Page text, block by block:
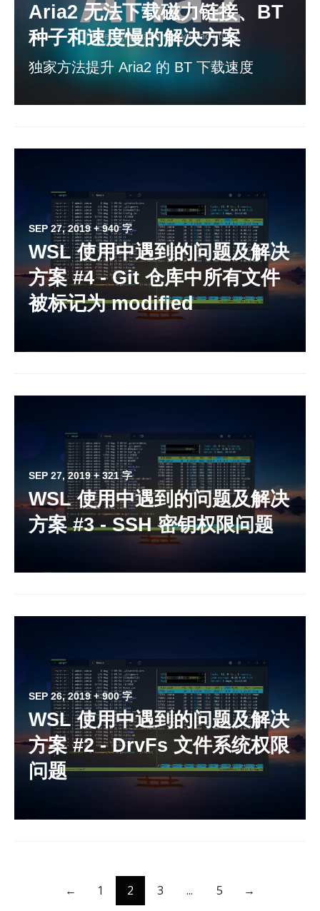
Aria2 无法下载磁力链接、BT
种子和速度慢的解决方案
独家方法提升 Aria2 的 BT 下载速度
SEP 27, 2019 + 940 字
WSL 使用中遇到的问题及解决
方案 #4 - Git 仓库中所有文件
被标记为 modified
SEP 27, 2019 + 321 字
WSL 使用中遇到的问题及解决
方案 #3 - SSH 密钥权限问题
SEP 26, 2019 + 900 字
WSL 使用中遇到的问题及解决
方案 #2 - DrvFs 文件系统权限
问题
← 1 2 3 ... 5 →